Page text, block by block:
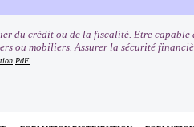
du crédit ou de la fiscalité. Etre capable
ou mobiliers. Assurer la sécurité
PdF.